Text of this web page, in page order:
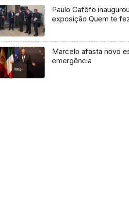
Paulo Cafôfo inaugurou
exposição Quem te
Marcelo afasta novo
emergência